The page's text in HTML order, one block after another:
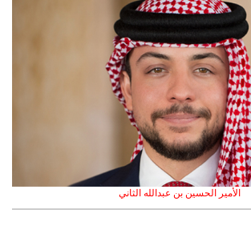
الأمير الحسين بن عبدالله الثاني